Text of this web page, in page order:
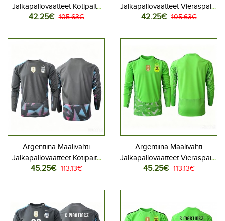
Jalkapallovaatteet Kotipaita
MM-kisat 2026 Lyhythihainen
42.25€ 105.63€
Jalkapallovaatteet Vieraspaita
MM-kisat 2026 Lyhythihainen
42.25€ 105.63€
Argentiina Maalivahti
Jalkapallovaatteet Kotipaita
MM-kisat 2026 Pitkähihainen
45.25€ 113.13€
Argentiina Maalivahti
Jalkapallovaatteet Vieraspaita
MM-kisat 2026 Pitkähihainen
45.25€ 113.13€